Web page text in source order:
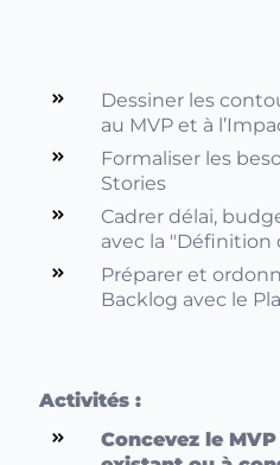
Dessiner les
au MVP et à
Formaliser les
Stories
Cadrer délai,
avec la "Définition
Préparer et
Backlog avec le
Activités :
Concevez le